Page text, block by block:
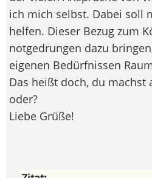
ich mich selbst. Dabei soll
helfen. Dieser Bezug zum
notgedrungen dazu
eigenen Bedürfnissen
Das heißt doch, du machst
oder?
Liebe Grüße!